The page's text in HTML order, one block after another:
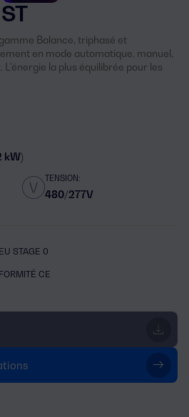
Balance, triphasé et
en mode automatique, manuel,
L'énergie la plus équilibrée pour les
kW)
TENSION:
480/277V
STAGE 0
CE